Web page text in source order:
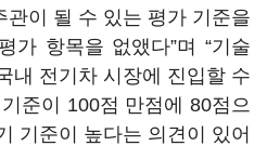
관이 될 수 있는 평가 기준을
가 항목을 없앴다”며 “기술
내 전기차 시장에 진입할 수
준이 100점 만점에 80점으
기준이 높다는 의견이 있어